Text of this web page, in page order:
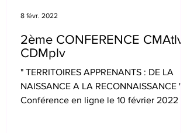
2ème CONFERENCE CMAtlv-
CDMplv
" TERRITOIRES APPRENANTS : DE LA
NAISSANCE A LA RECONNAISSANCE "
Conférence en ligne le 10 février 2022 de
8 févr. 2022